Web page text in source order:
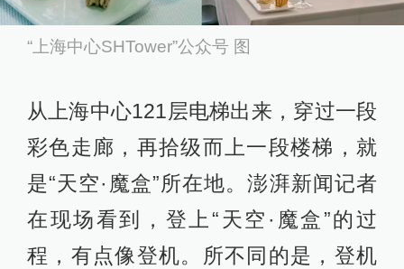
“上海中心SHTower”公众号 图
从上海中心121层电梯出来，穿过一段
彩色走廊，再拾级而上一段楼梯，就
是“天空·魔盒”所在地。澎湃新闻记者
在现场看到，登上“天空·魔盒”的过
程，有点像登机。所不同的是，登机